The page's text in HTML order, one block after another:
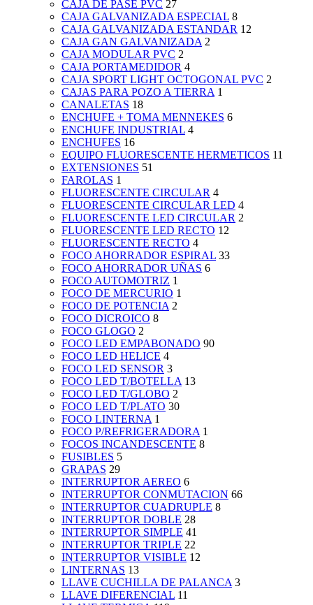
CAJA DE PASE PVC 27
CAJA GALVANIZADA ESPECIAL 8
CAJA GALVANIZADA ESTANDAR 12
CAJA GAN GALVANIZADA 2
CAJA MODULAR PVC 2
CAJA PORTAMEDIDOR 4
CAJA SPORT LIGHT OCTOGONAL PVC 2
CAJAS PARA POZO A TIERRA 1
CANALETAS 18
ENCHUFE + TOMA MENNEKES 6
ENCHUFE INDUSTRIAL 4
ENCHUFES 16
EQUIPO FLUORESCENTE HERMETICOS 11
EXTENSIONES 51
FAROLAS 1
FLUORESCENTE CIRCULAR 4
FLUORESCENTE CIRCULAR LED 4
FLUORESCENTE LED CIRCULAR 2
FLUORESCENTE LED RECTO 12
FLUORESCENTE RECTO 4
FOCO AHORRADOR ESPIRAL 33
FOCO AHORRADOR UÑAS 6
FOCO AUTOMOTRIZ 1
FOCO DE MERCURIO 1
FOCO DE POTENCIA 2
FOCO DICROICO 8
FOCO GLOGO 2
FOCO LED EMPABONADO 90
FOCO LED HELICE 4
FOCO LED SENSOR 3
FOCO LED T/BOTELLA 13
FOCO LED T/GLOBO 2
FOCO LED T/PLATO 30
FOCO LINTERNA 1
FOCO P/REFRIGERADORA 1
FOCOS INCANDESCENTE 8
FUSIBLES 5
GRAPAS 29
INTERRUPTOR AEREO 6
INTERRUPTOR CONMUTACION 66
INTERRUPTOR CUADRUPLE 8
INTERRUPTOR DOBLE 28
INTERRUPTOR SIMPLE 41
INTERRUPTOR TRIPLE 22
INTERRUPTOR VISIBLE 12
LINTERNAS 13
LLAVE CUCHILLA DE PALANCA 3
LLAVE DIFERENCIAL 11